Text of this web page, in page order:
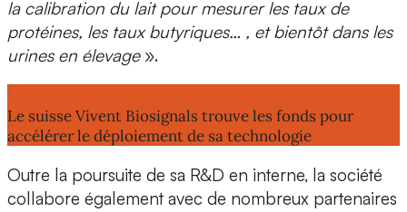
la calibration du laitpour mesurer les taux de
protéines, les taux butyriques… , et bientôt dans les
urines en élevage».
Le suisse Vivent Biosignals trouve les fonds pour
accélérer le déploiement de sa technologie
Outre la poursuite de sa R&D en interne, la société
collabore également avec de nombreux partenaires